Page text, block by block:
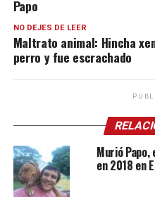
Papo
NO DEJES DE LEER
Maltrato animal: Hincha
perro y fue escrachado
Murió
en 2018 en